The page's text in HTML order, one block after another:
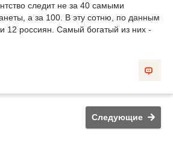
следит не за 40 самыми
а за 100. В эту сотню, по данным
12 россиян. Самый богатый из них -
Следующие